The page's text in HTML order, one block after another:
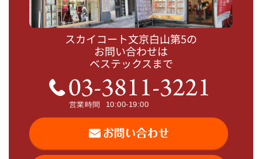
スカイコート文京白山第5の
お問い合わせは
ベステックスまで